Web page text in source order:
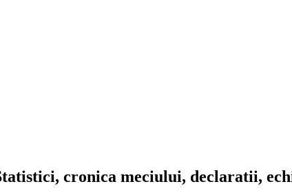
cronica meciului, declaratii,